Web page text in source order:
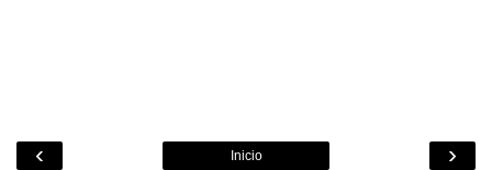
‹ ›
Inicio